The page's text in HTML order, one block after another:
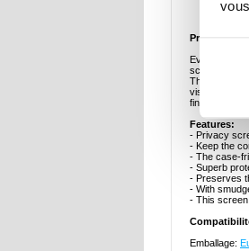
Protecteur
Everything
screen
This
visible only
fingerprint
Features:
- Privacy
- Keep the
- The case-
- Superb
- Preserves
- With
- This
Emballage: